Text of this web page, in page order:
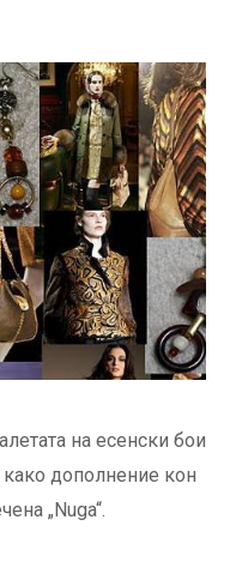
на есенски бои
како дополнение кон
„Nuga“.